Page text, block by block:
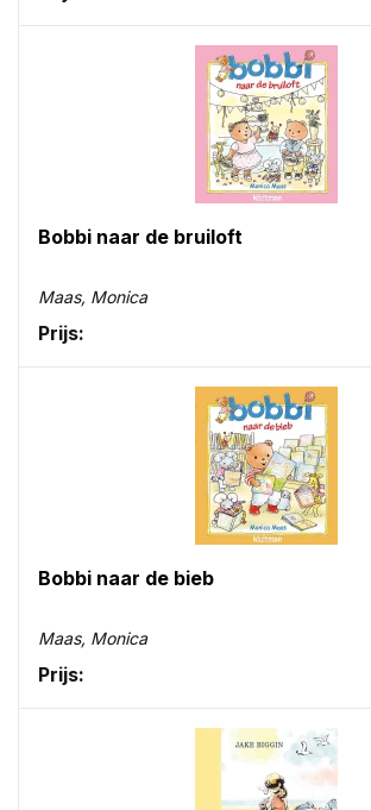
Bobbi naar de bruiloft
Maas, Monica
Prijs:
Bobbi naar de bieb
Maas, Monica
Prijs: